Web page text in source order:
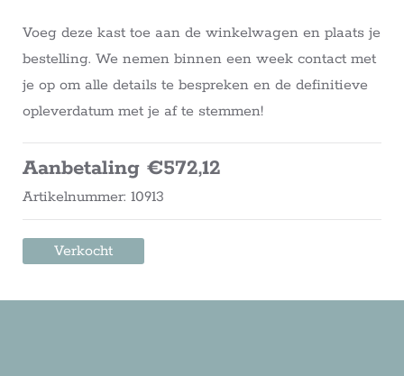
Voeg deze kast toe aan de winkelwagen en plaats je
bestelling. We nemen binnen een week contact met
je op om alle details te bespreken en de definitieve
opleverdatum met je af te stemmen!
Aanbetaling €572,12
Artikelnummer: 10913
Verkocht